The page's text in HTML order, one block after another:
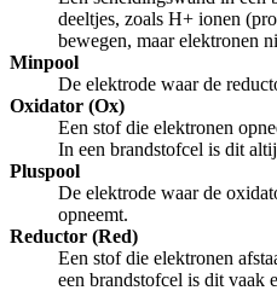
deeltjes, zoals H+ ionen
bewegen, maar elektronen
Minpool
De elektrode waar de
Oxidator (Ox)
Een stof die elektronen
In een brandstofcel is dit
Pluspool
De elektrode waar de
opneemt.
Reductor (Red)
Een stof die elektronen
een brandstofcel is dit vaak